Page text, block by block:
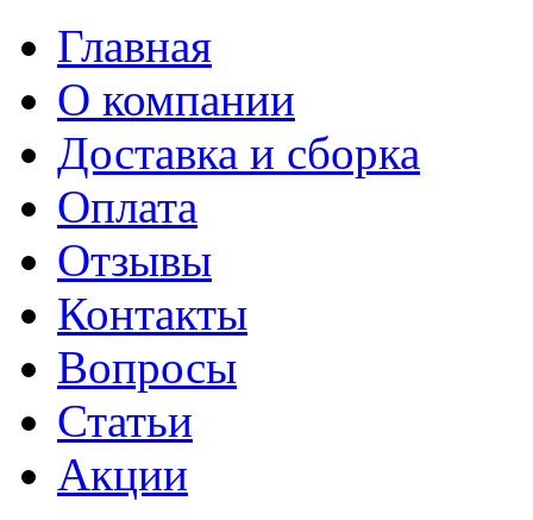
Главная
О компании
Доставка и сборка
Оплата
Отзывы
Контакты
Вопросы
Статьи
Акции